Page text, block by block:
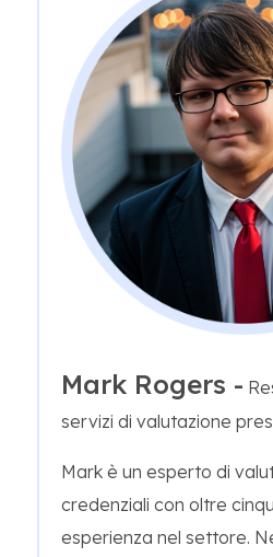
Mark Rogers -
servizi di valutazione
Mark è un esperto di
credenziali con oltre
esperienza nel settore.